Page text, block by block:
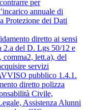
per
annuale di
Protezione dei Dati
diretto ai sensi
2.a del D. Lgs 50/12 e
comma2, lett.a), del
servizi
pubblico 1.4.1.
diretto polizza
Civile,
Assistenza Alunni